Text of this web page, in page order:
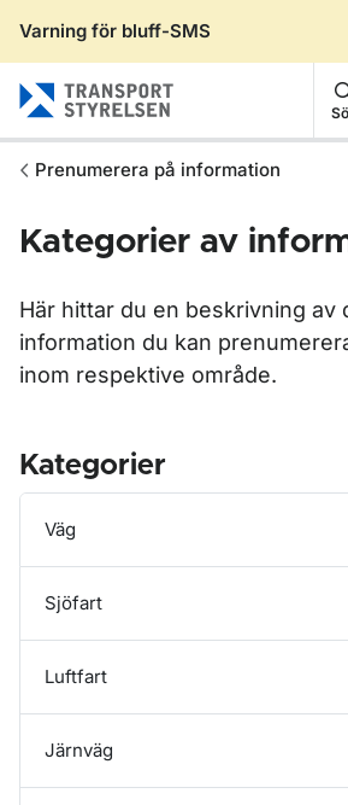
Varning för bluff-SMS
Prenumerera på information
Kategorier av
Här hittar du en beskrivning av
information du kan
inom respektive område.
Kategorier
Väg
Sjöfart
Luftfart
Järnväg